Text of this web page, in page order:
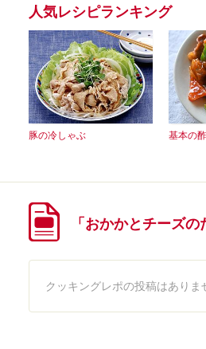
人気レシピランキング
豚の冷しゃぶ 基本の
「おかかとチーズ
クッキングレポの投稿はありま